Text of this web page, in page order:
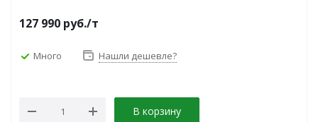
127 990 руб./т
Много Нашли дешевле?
В корзину